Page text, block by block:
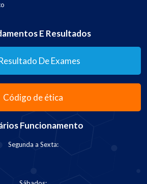
E Resultados
De Exames
Código de ética
Funcionamento
Segunda a Sexta: